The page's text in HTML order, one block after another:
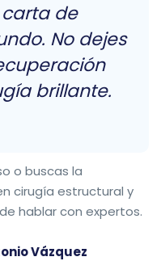
carta de
No dejes
brillante.
o buscas la
cirugía estructural y
hablar con expertos.
Vázquez